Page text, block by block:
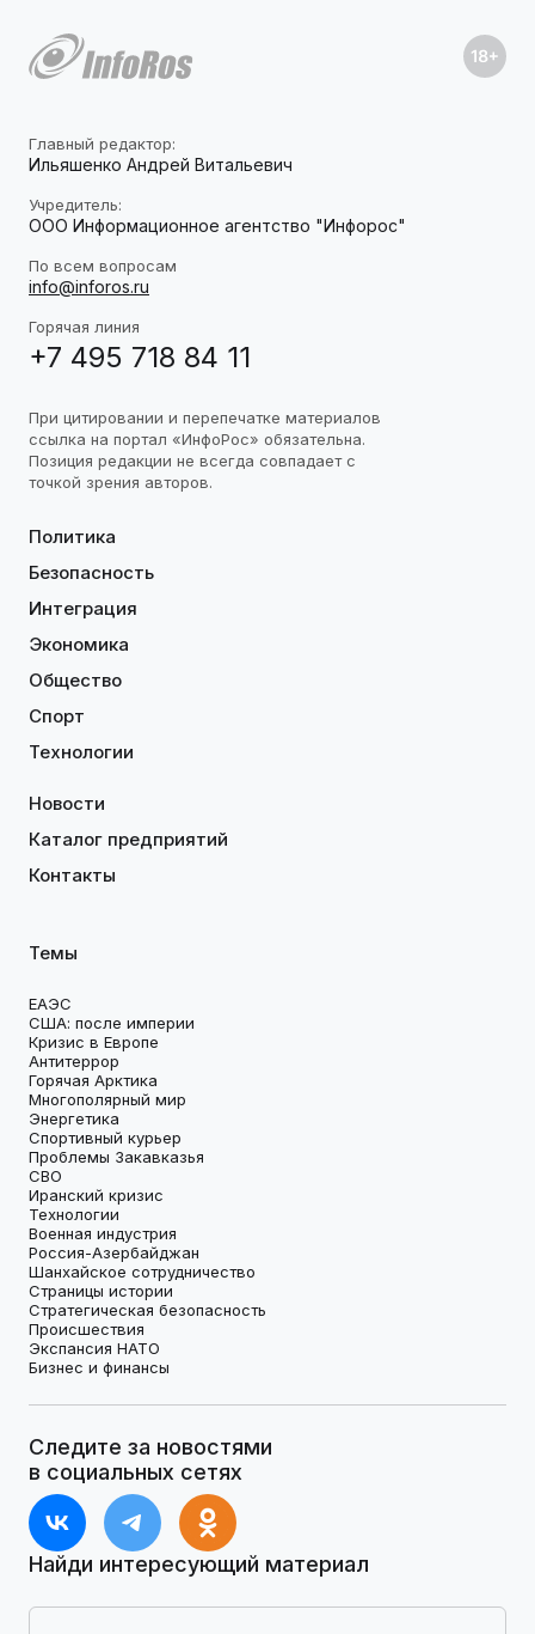
Главный редактор:
Ильяшенко Андрей Витальевич
Учредитель:
ООО Информационное агентство "Инфорос"
По всем вопросам
info@inforos.ru
Горячая линия
+7 495 718 84 11
При цитировании и перепечатке материалов
ссылка на портал «ИнфоРос» обязательна.
Позиция редакции не всегда совпадает с
точкой зрения авторов.
Политика
Безопасность
Интеграция
Экономика
Общество
Спорт
Технологии
Новости
Каталог предприятий
Контакты
Темы
ЕАЭС
США: после империи
Кризис в Европе
Антитеррор
Горячая Арктика
Многополярный мир
Энергетика
Спортивный курьер
Проблемы Закавказья
СВО
Иранский кризис
Технологии
Военная индустрия
Россия-Азербайджан
Шанхайское сотрудничество
Страницы истории
Стратегическая безопасность
Происшествия
Экспансия НАТО
Бизнес и финансы
Следите за новостями
в социальных сетях
Найди интересующий материал